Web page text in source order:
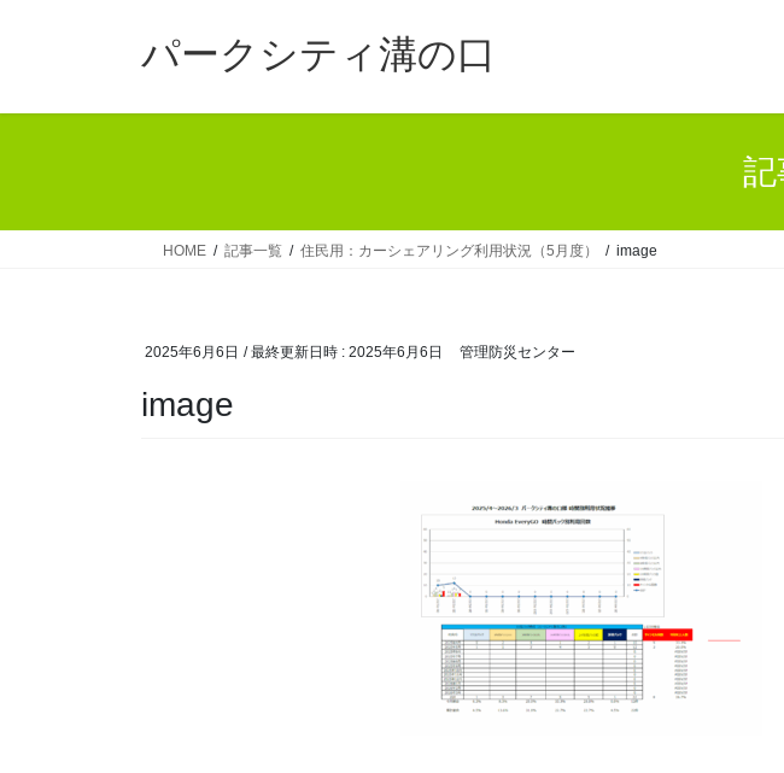
パークシティ溝の口
記
HOME 記事一覧 住民用：カーシェアリング利用状況（5月度） image
2025年6月6日 / 最終更新日時 : 2025年6月6日 管理防災センター
image